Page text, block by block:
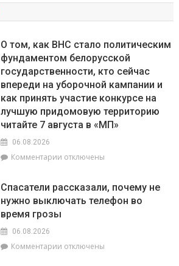
О том, как ВНС стало политическим
фундаментом белорусской
государственности, кто сейчас
впереди на уборочной кампании и
как принять участие конкурсе на
лучшую придомовую территорию
читайте 7 августа в «МП»
06.08.2026
Комментарии к
том,
как
фундаментом
отключены
Спасатели рассказали, почему не
нужно выключать телефон во
время грозы
06.08.2026
Комментарии котключены